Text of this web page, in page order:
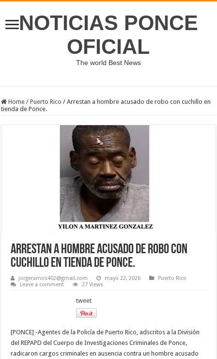
NOTICIAS PONCE
OFICIAL
The world Best News
Home / Puerto Rico / Arrestan a hombre acusado de robo con cuchillo en
tienda de Ponce.
Arrestan a hombre acusado de robo con
cuchillo en tienda de Ponce.
jorgeramos402@gmail.com mayo 22, 2026
Puerto Rico
Leave a comment
27 Views
tweet
[PONCE] -Agentes de la Policía de Puerto Rico, adscritos a la División
del REPAPD del Cuerpo de Investigaciones Criminales de Ponce,
radicaron cargos criminales en ausencia contra un hombre acusado